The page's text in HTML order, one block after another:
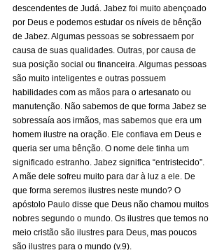
descendentes de Judá. Jabez foi muito abençoado
por Deus e podemos estudar os níveis de bênção
de Jabez. Algumas pessoas se sobressaem por
causa de suas qualidades. Outras, por causa de
sua posição social ou financeira. Algumas pessoas
são muito inteligentes e outras possuem
habilidades com as mãos para o artesanato ou
manutenção. Não sabemos de que forma Jabez se
sobressaía aos irmãos, mas sabemos que era um
homem ilustre na oração. Ele confiava em Deus e
queria ser uma bênção. O nome dele tinha um
significado estranho. Jabez significa “entristecido”.
A mãe dele sofreu muito para dar à luz a ele. De
que forma seremos ilustres neste mundo? O
apóstolo Paulo disse que Deus não chamou muitos
nobres segundo o mundo. Os ilustres que temos no
meio cristão são ilustres para Deus, mas poucos
são ilustres para o mundo (v.9).